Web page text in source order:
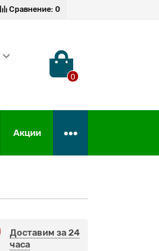
Сравнение: 0
0
Акции
Доставим за 24
часа